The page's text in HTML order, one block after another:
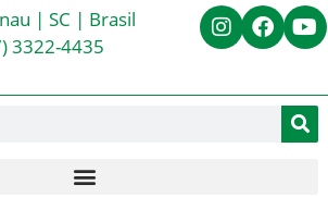
| SC | Brasil
3322-4435